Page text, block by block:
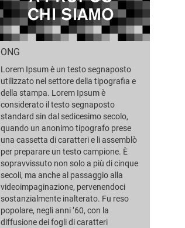
ONG
Lorem Ipsum è un testo segnaposto
utilizzato nel settore della tipografia e
della stampa. Lorem Ipsum è
considerato il testo segnaposto
standard sin dal sedicesimo secolo,
quando un anonimo tipografo prese
una cassetta di caratteri e li assemblò
per preparare un testo campione. È
sopravvissuto non solo a più di cinque
secoli, ma anche al passaggio alla
videoimpaginazione, pervenendoci
sostanzialmente inalterato. Fu reso
popolare, negli anni ’60, con la
diffusione dei fogli di caratteri